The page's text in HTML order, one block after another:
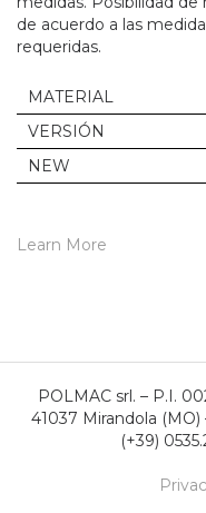
de acuerdo a las
requeridas.
MATERIAL
VERSIÓN
NEW
Learn More
POLMAC srl. – P.I.
41037 Mirandola (MO)
(+39)